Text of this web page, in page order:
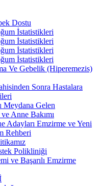
Dostu
İstatistikleri
İstatistikleri
İstatistikleri
İstatistikleri
Ve Gebelik (Hiperemezis)
Sonra Hastalara
Meydana Gelen
Anne Bakımı
Adayları Emzirme ve Yeni
Rehberi
Polikliniği
ve Başarılı Emzirme